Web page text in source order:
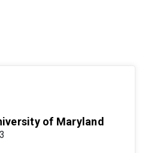
of Maryland